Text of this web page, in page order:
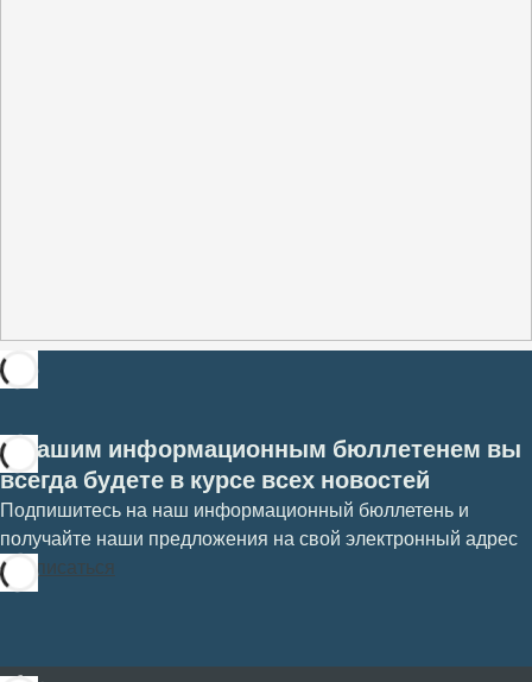
С нашим информационным бюллетенем вы
всегда будете в курсе всех новостей
Подпишитесь на наш информационный бюллетень и
получайте наши предложения на свой электронный адрес
Подписаться